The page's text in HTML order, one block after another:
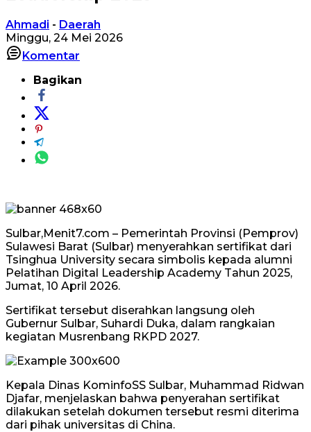
Ahmadi - Daerah
Minggu, 24 Mei 2026
Komentar
Bagikan
Sulbar,Menit7.com – Pemerintah Provinsi (Pemprov)
Sulawesi Barat (Sulbar) menyerahkan sertifikat dari
Tsinghua University secara simbolis kepada alumni
Pelatihan Digital Leadership Academy Tahun 2025,
Jumat, 10 April 2026.
Sertifikat tersebut diserahkan langsung oleh
Gubernur Sulbar, Suhardi Duka, dalam rangkaian
kegiatan Musrenbang RKPD 2027.
Kepala Dinas KominfoSS Sulbar, Muhammad Ridwan
Djafar, menjelaskan bahwa penyerahan sertifikat
dilakukan setelah dokumen tersebut resmi diterima
dari pihak universitas di China.